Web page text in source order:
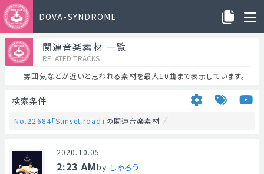
DOVA-SYNDROME
関連音楽素材 一覧
RELATED TRACKS
雰囲気などが近いと思われる素材を最大10曲まで表示しています。
検索条件
No.22684「Sunset road」 の関連音楽素材
2020.10.05
2:23 AMby しゃろう